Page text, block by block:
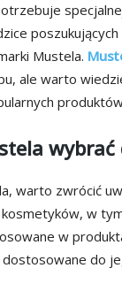
Mustela.
ale warto
warto zwrócić
w
w
do